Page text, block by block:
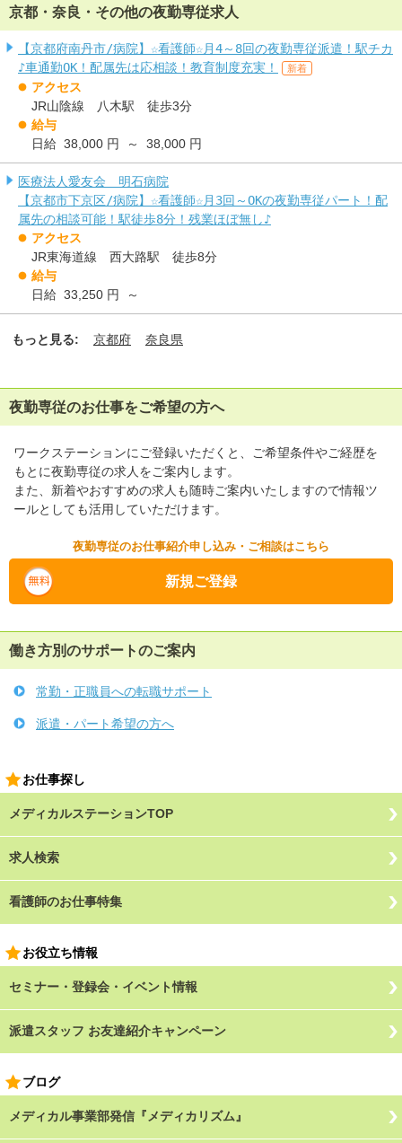
京都・奈良・その他の夜勤専従求人
【京都府南丹市/病院】☆看護師☆月4～8回の夜勤専従派遣！駅チカ
♪車通勤OK！配属先は応相談！教育制度充実！
新着
アクセス
JR山陰線 八木駅 徒歩3分
給与
日給 38,000 円 ～ 38,000 円
医療法人愛友会 明石病院
【京都市下京区/病院】☆看護師☆月3回～OKの夜勤専従パート！配
属先の相談可能！駅徒歩8分！残業ほぼ無し♪
アクセス
JR東海道線 西大路駅 徒歩8分
給与
日給 33,250 円 ～
もっと見る: 京都府 奈良県
夜勤専従のお仕事をご希望の方へ
ワークステーションにご登録いただくと、ご希望条件やご経歴を
もとに夜勤専従の求人をご案内します。
また、新着やおすすめの求人も随時ご案内いたしますので情報ツ
ールとしても活用していただけます。
夜勤専従のお仕事紹介申し込み・ご相談はこちら
新規ご登録
働き方別のサポートのご案内
常勤・正職員への転職サポート
派遣・パート希望の方へ
お仕事探し
メディカルステーションTOP
求人検索
看護師のお仕事特集
お役立ち情報
セミナー・登録会・イベント情報
派遣スタッフ お友達紹介キャンペーン
ブログ
メディカル事業部発信『メディカリズム』